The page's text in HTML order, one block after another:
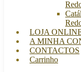
LOJA
A MINHA
CONTACTOS
Carrinho